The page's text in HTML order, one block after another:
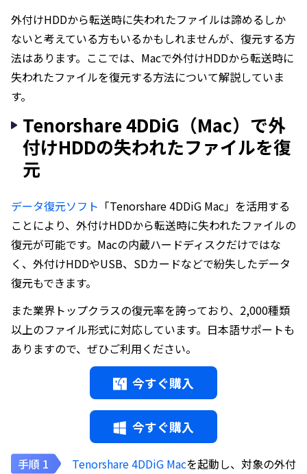
外付けHDDから転送時に失われたファイルは諦めるしか
ないと考えている方もいるかもしれませんが、復元する方
法はあります。ここでは、Macで外付けHDDから転送時に
失われたファイルを復元する方法について解説していま
す。
Tenorshare 4DDiG（Mac）で外
付けHDDの失われたファイルを復
元
データ復元ソフト 「Tenorshare 4DDiG Mac」を活用する
ことにより、外付けHDDから転送時に失われたファイルの
復元が可能です。Macの内蔵ハードディスクだけではな
く、外付けHDDやUSB、SDカードなどで紛失したデータ
復元もできます。
また業界トップクラスの復元率を誇っており、2,000種類
以上のファイル形式に対応しています。日本語サポートも
ありますので、ぜひご利用ください。
今すぐ購入
今すぐ購入
Tenorshare 4DDiG Macを起動し、対象の外付